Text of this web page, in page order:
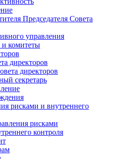
Председателя Совета
управления
и комитеты
директоров
директоров
секретарь
рисками и внутреннего
рисками
контроля